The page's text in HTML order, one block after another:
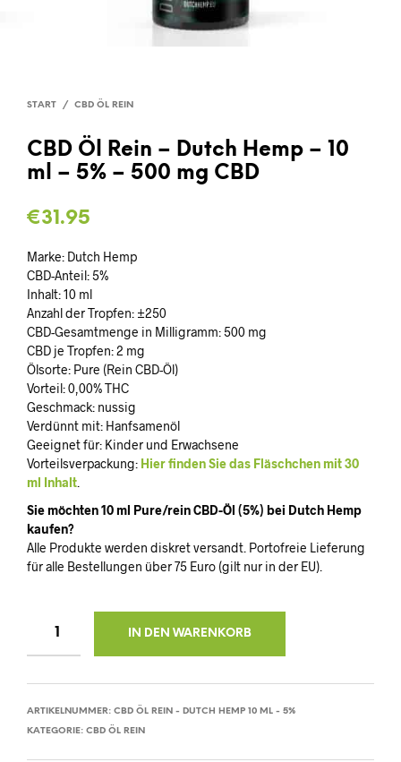
START / CBD ÖL REIN
CBD Öl Rein – Dutch Hemp – 10
ml – 5% – 500 mg CBD
€31.95
Marke: Dutch Hemp
CBD-Anteil: 5%
Inhalt: 10 ml
Anzahl der Tropfen: ±250
CBD-Gesamtmenge in Milligramm: 500 mg
CBD je Tropfen: 2 mg
Ölsorte: Pure (Rein CBD-Öl)
Vorteil: 0,00% THC
Geschmack: nussig
Verdünnt mit: Hanfsamenöl
Geeignet für: Kinder und Erwachsene
Vorteilsverpackung: Hier finden Sie das Fläschchen mit 30
ml Inhalt.
Sie möchten 10 ml Pure/rein CBD-Öl (5%) bei Dutch Hemp
kaufen?
Alle Produkte werden diskret versandt. Portofreie Lieferung
für alle Bestellungen über 75 Euro (gilt nur in der EU).
IN DEN WARENKORB
ARTIKELNUMMER: CBD ÖL REIN - DUTCH HEMP 10 ML - 5%
KATEGORIE: CBD ÖL REIN